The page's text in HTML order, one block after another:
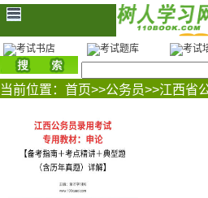
当前位置： 首页>>公务员>>江西省